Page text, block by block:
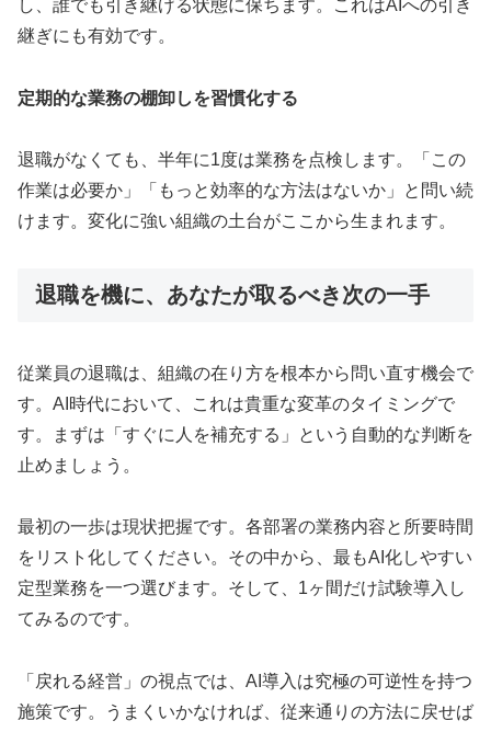
し、誰でも引き継げる状態に保ちます。これはAIへの引き
継ぎにも有効です。
定期的な業務の棚卸しを習慣化する
退職がなくても、半年に1度は業務を点検します。「この
作業は必要か」「もっと効率的な方法はないか」と問い続
けます。変化に強い組織の土台がここから生まれます。
退職を機に、あなたが取るべき次の一手
従業員の退職は、組織の在り方を根本から問い直す機会で
す。AI時代において、これは貴重な変革のタイミングで
す。まずは「すぐに人を補充する」という自動的な判断を
止めましょう。
最初の一歩は現状把握です。各部署の業務内容と所要時間
をリスト化してください。その中から、最もAI化しやすい
定型業務を一つ選びます。そして、1ヶ間だけ試験導入し
てみるのです。
「戻れる経営」の視点では、AI導入は究極の可逆性を持つ
施策です。うまくいかなければ、従来通りの方法に戻せば